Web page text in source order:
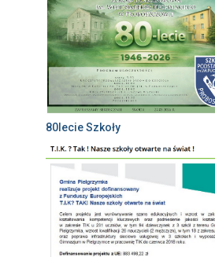
80lecie Szkoły